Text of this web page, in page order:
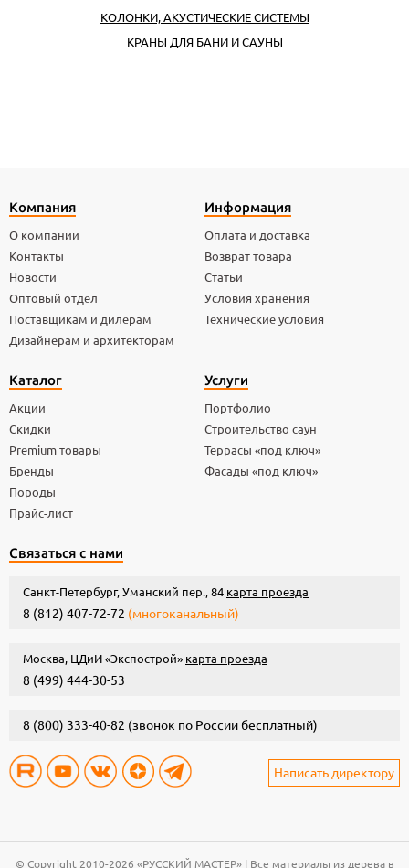
КОЛОНКИ, АКУСТИЧЕСКИЕ СИСТЕМЫ
КРАНЫ ДЛЯ БАНИ И САУНЫ
Компания
О компании
Контакты
Новости
Оптовый отдел
Поставщикам и дилерам
Дизайнерам и архитекторам
Информация
Оплата и доставка
Возврат товара
Статьи
Условия хранения
Технические условия
Каталог
Акции
Скидки
Premium товары
Бренды
Породы
Прайс-лист
Услуги
Портфолио
Строительство саун
Террасы «под ключ»
Фасады «под ключ»
Связаться с нами
Санкт-Петербург, Уманский пер., 84 карта проезда
8 (812) 407-72-72 (многоканальный)
Москва, ЦДиИ «Экспострой» карта проезда
8 (499) 444-30-53
8 (800) 333-40-82 (звонок по России бесплатный)
Написать директору
© Copyright 2010-2026 «РУССКИЙ МАСТЕР» | Все материалы из дерева в